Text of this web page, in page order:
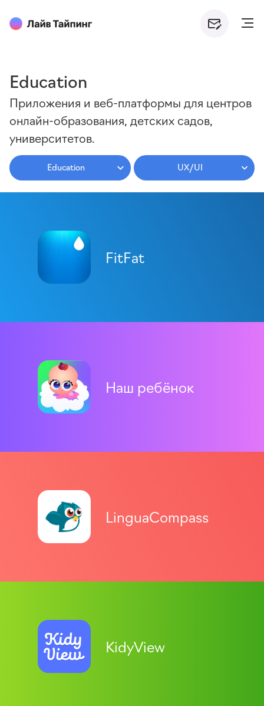
Education
Приложения и веб-платформы для центров
онлайн-образования, детских садов,
университетов.
Education UX/UI
FitFat
Наш ребёнок
LinguaCompass
KidyView